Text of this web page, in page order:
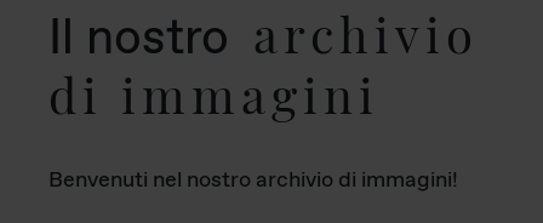
Il nostro archivio
di immagini
Benvenuti nel nostro archivio di immagini!